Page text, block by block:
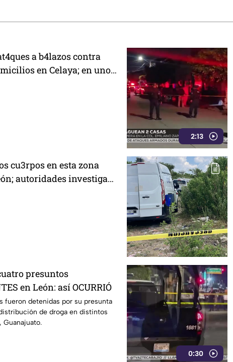
a b4lazos contra
en Celaya; en uno
un policía
2:13
cu3rpos en esta zona
autoridades investigan
presuntos
en León: así OCURRIÓ
fueron detenidas por su presunta
de droga en distintos
Guanajuato.
0:30